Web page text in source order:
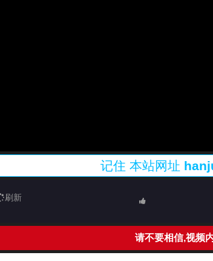
记住 本站网址
刷新
请不要相信,视频